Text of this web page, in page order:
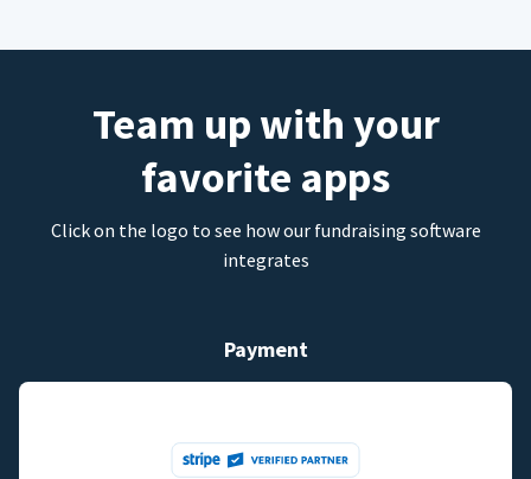
Team up with your
favorite apps
Click on the logo to see how our fundraising software
integrates
Payment